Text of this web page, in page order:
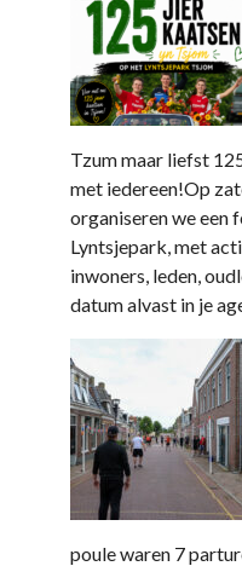
Tzum maar liefst
met iedereen!Op
organiseren we een
Lyntsjepark, met
inwoners, leden,
datum alvast in je
poule waren 7